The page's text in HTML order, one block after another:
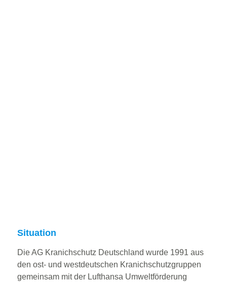
Situation
Die AG Kranichschutz Deutschland wurde 1991 aus
den ost- und westdeutschen Kranichschutzgruppen
gemeinsam mit der Lufthansa Umweltförderung